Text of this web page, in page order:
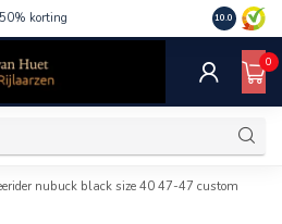
korting 10.0
0
nubuck black size 40 47-47 custom